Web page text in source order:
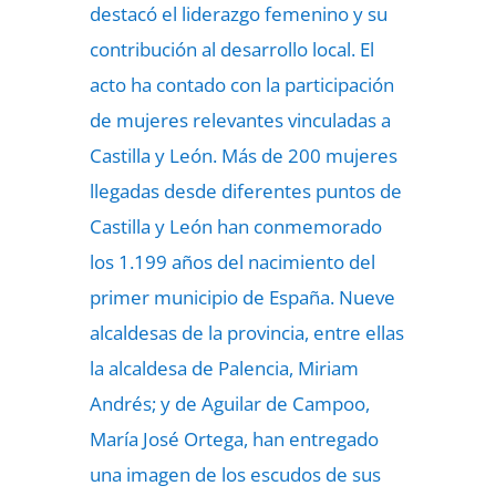
destacó el liderazgo femenino y su
contribución al desarrollo local. El
acto ha contado con la participación
de mujeres relevantes vinculadas a
Castilla y León. Más de 200 mujeres
llegadas desde diferentes puntos de
Castilla y León han conmemorado
los 1.199 años del nacimiento del
primer municipio de España. Nueve
alcaldesas de la provincia, entre ellas
la alcaldesa de Palencia, Miriam
Andrés; y de Aguilar de Campoo,
María José Ortega, han entregado
una imagen de los escudos de sus